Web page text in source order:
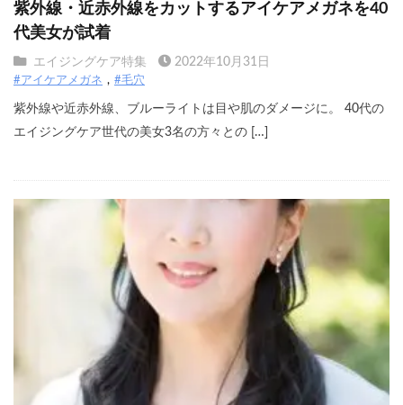
紫外線・近赤外線をカットするアイケアメガネを40
代美女が試着
エイジングケア特集 2022年10月31日
#アイケアメガネ #毛穴
紫外線や近赤外線、ブルーライトは目や肌のダメージに。 40代の
エイジングケア世代の美女3名の方々との […]